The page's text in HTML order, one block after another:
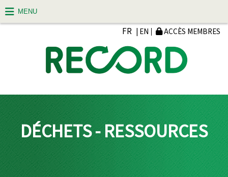
FR | EN ACCÈS MEMBRES
DÉCHETS - RESSOURCES
MENU